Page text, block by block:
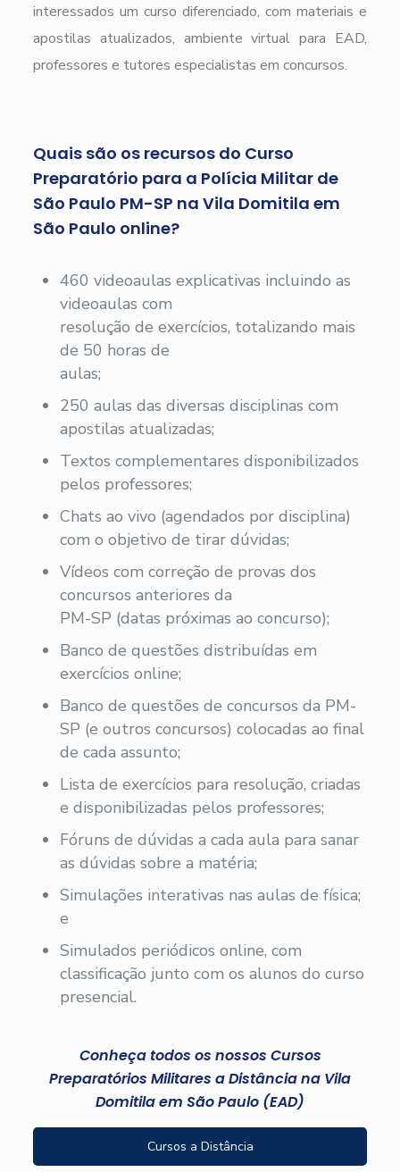
interessados um curso diferenciado, com materiais e
apostilas atualizados, ambiente virtual para EAD,
professores e tutores especialistas em concursos.
Quais são os recursos do Curso
Preparatório para a Polícia Militar de
São Paulo PM-SP na Vila Domitila em
São Paulo online?
460 videoaulas explicativas incluindo as
videoaulas com
resolução de exercícios, totalizando mais
de 50 horas de
aulas;
250 aulas das diversas disciplinas com
apostilas atualizadas;
Textos complementares disponibilizados
pelos professores;
Chats ao vivo (agendados por disciplina)
com o objetivo de tirar dúvidas;
Vídeos com correção de provas dos
concursos anteriores da
PM-SP (datas próximas ao concurso);
Banco de questões distribuídas em
exercícios online;
Banco de questões de concursos da PM-
SP (e outros concursos) colocadas ao final
de cada assunto;
Lista de exercícios para resolução, criadas
e disponibilizadas pelos professores;
Fóruns de dúvidas a cada aula para sanar
as dúvidas sobre a matéria;
Simulações interativas nas aulas de física;
e
Simulados periódicos online, com
classificação junto com os alunos do curso
presencial.
Conheça todos os nossos Cursos
Preparatórios Militares a Distância na Vila
Domitila em São Paulo (EAD)
Cursos a Distância